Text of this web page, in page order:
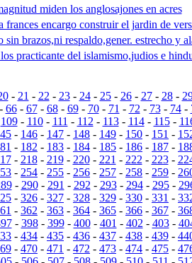
miden los anglosajones en acres
frances encargo construir el jardin de
brazos,ni respaldo,gener. estrecho y
practicante del islamismo,judios e
- 21 - 22 - 23- 24- 25- 26- 27- 28-
66- 67- 68- 69- 70- 71 - 72 - 73- 74-
109- 110- 111 - 112 - 113- 114- 115-
- 146 - 147 - 148 - 149 - 150 - 151 -
- 182 - 183 - 184 - 185 - 186 - 187 -
- 218- 219- 220- 221 - 222 - 223-
- 254 - 255 - 256 - 257 - 258 - 259 -
- 290- 291 - 292 - 293- 294- 295-
- 326 - 327 - 328 - 329 - 330 - 331 -
- 362 - 363 - 364 - 365 - 366 - 367 -
- 398- 399- 400- 401 - 402 - 403-
- 434 - 435 - 436 - 437 - 438 - 439 -
- 470 - 471 - 472 - 473 - 474 - 475 -